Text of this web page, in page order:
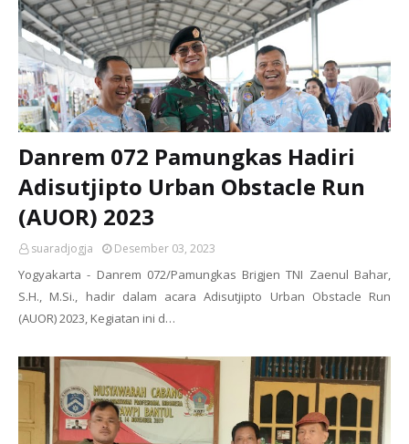
Danrem 072 Pamungkas Hadiri
Adisutjipto Urban Obstacle Run
(AUOR) 2023
suaradjogja Desember 03, 2023
Yogyakarta - Danrem 072/Pamungkas Brigjen TNI Zaenul Bahar,
S.H., M.Si., hadir dalam acara Adisutjipto Urban Obstacle Run
(AUOR) 2023, Kegiatan ini d…